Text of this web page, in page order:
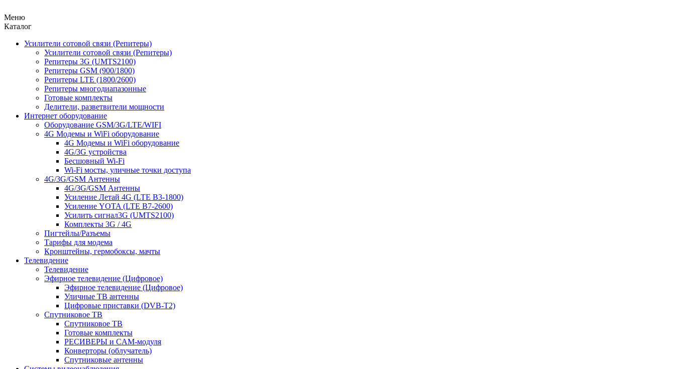
Меню
Каталог
Усилители сотовой связи (Репитеры)
Усилители сотовой связи (Репитеры)
Репитеры 3G (UMTS2100)
Репитеры GSM (900/1800)
Репитеры LTE (1800/2600)
Репитеры многодиапазонные
Готовые комплекты
Делители, разветвители мощности
Интернет оборудование
Оборудование GSM/3G/LTE/WIFI
4G Модемы и WiFi оборудование
4G Модемы и WiFi оборудование
4G/3G устройства
Бесшовный Wi-Fi
Wi-Fi мосты, уличные точки доступа
4G/3G/GSM Антенны
4G/3G/GSM Антенны
Усиление Летай 4G (LTE B3-1800)
Усиление YOTA (LTE B7-2600)
Усилить сигнал3G (UMTS2100)
Комплекты 3G / 4G
Пигтейлы/Разъемы
Тарифы для модема
Кронштейны, гермобоксы, мачты
Телевидение
Телевидение
Эфирное телевидение (Цифровое)
Эфирное телевидение (Цифровое)
Уличные ТВ антенны
Цифровые приставки (DVB-T2)
Спутниковое ТВ
Спутниковое ТВ
Готовые комплекты
РЕСИВЕРЫ и CAM-модуля
Конверторы (облучатель)
Спутниковые антенны